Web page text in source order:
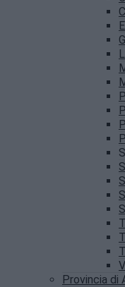
Provincia di